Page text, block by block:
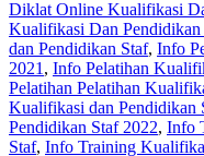
Diklat Online Kualifikasi
Kualifikasi Dan Pendidikan
dan Pendidikan Staf, Info
2021 , Info Pelatihan
Pelatihan Pelatihan
Kualifikasi dan Pendidikan
Pendidikan Staf 2022, Info
Staf, Info Training